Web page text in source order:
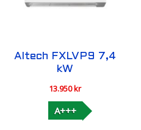
Altech FXLVP9 7,4
kW
13.950kr
A+++